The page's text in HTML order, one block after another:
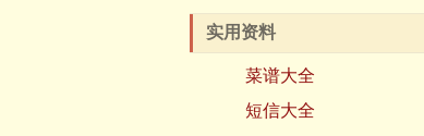
实用资料
菜谱大全
短信大全